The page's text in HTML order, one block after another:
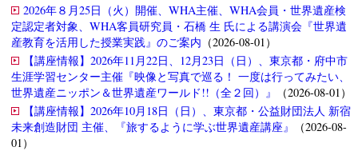
2026年８月25日（火）開催、WHA主催、WHA会員・世界遺産検
定認定者対象、WHA客員研究員・石橋 生 氏による講演会『世界遺
産教育を活用した授業実践』のご案内 （2026-08-01）
【講座情報】2026年11月22日、12月23日（日）、東京都・府中市
生涯学習センター主催『映像と写真で巡る！ 一度は行ってみたい、
世界遺産ニッポン＆世界遺産ワールド!!（全２回）』
（2026-08-01）
【講座情報】2026年10月18日（日）、東京都・公益財団法人 新宿
未来創造財団 主催、『旅するように学ぶ世界遺産講座』
（2026-08-
01）